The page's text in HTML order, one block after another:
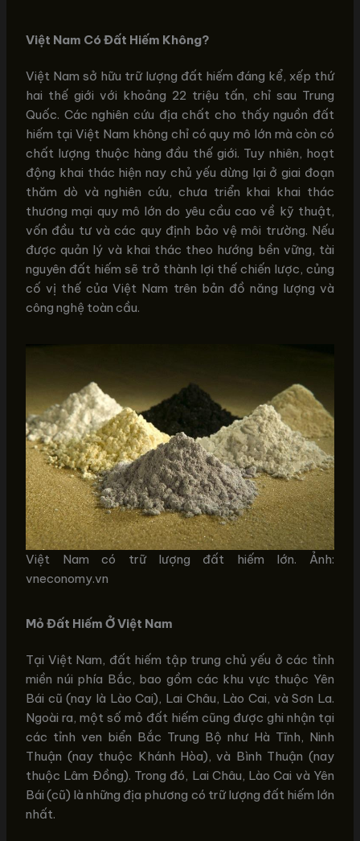
Việt Nam Có Đất Hiếm Không?
Việt Nam sở hữu trữ lượng đất hiếm đáng kể, xếp thứ
hai thế giới với khoảng 22 triệu tấn, chỉ sau Trung
Quốc. Các nghiên cứu địa chất cho thấy nguồn đất
hiếm tại Việt Nam không chỉ có quy mô lớn mà còn có
chất lượng thuộc hàng đầu thế giới. Tuy nhiên, hoạt
động khai thác hiện nay chủ yếu dừng lại ở giai đoạn
thăm dò và nghiên cứu, chưa triển khai khai thác
thương mại quy mô lớn do yêu cầu cao về kỹ thuật,
vốn đầu tư và các quy định bảo vệ môi trường. Nếu
được quản lý và khai thác theo hướng bền vững, tài
nguyên đất hiếm sẽ trở thành lợi thế chiến lược, củng
cố vị thế của Việt Nam trên bản đồ năng lượng và
công nghệ toàn cầu.
Việt Nam có trữ lượng đất hiếm lớn. Ảnh:
vneconomy.vn
Mỏ Đất Hiếm Ở Việt Nam
Tại Việt Nam, đất hiếm tập trung chủ yếu ở các tỉnh
miền núi phía Bắc, bao gồm các khu vực thuộc Yên
Bái cũ (nay là Lào Cai), Lai Châu, Lào Cai, và Sơn La.
Ngoài ra, một số mỏ đất hiếm cũng được ghi nhận tại
các tỉnh ven biển Bắc Trung Bộ như Hà Tĩnh, Ninh
Thuận (nay thuộc Khánh Hòa), và Bình Thuận (nay
thuộc Lâm Đồng). Trong đó, Lai Châu, Lào Cai và Yên
Bái (cũ) là những địa phương có trữ lượng đất hiếm lớn
nhất.